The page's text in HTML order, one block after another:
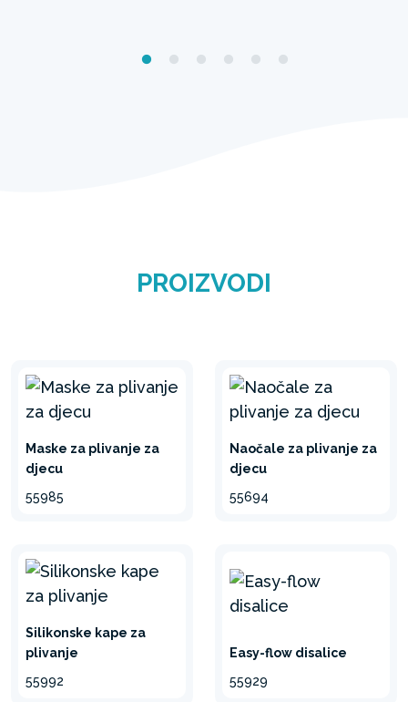
PROIZVODI
Maske za plivanje za
djecu
55985
Naočale za plivanje za
djecu
55694
Silikonske kape za
plivanje
55992
Easy-flow disalice
55929